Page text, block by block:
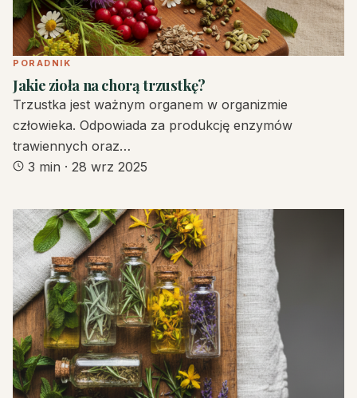
PORADNIK
Jakie zioła na chorą trzustkę?
Trzustka jest ważnym organem w organizmie
człowieka. Odpowiada za produkcję enzymów
trawiennych oraz…
3 min · 28 wrz 2025